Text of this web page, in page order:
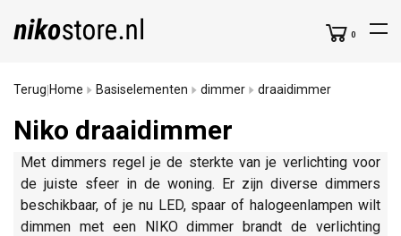
0
Terug Home Basiselementen dimmer draaidimmer
Niko draaidimmer
Met dimmers regel je de sterkte van je verlichting voor
de juiste sfeer in de woning. Er zijn diverse dimmers
beschikbaar, of je nu LED, spaar of halogeenlampen wilt
dimmen met een NIKO dimmer brandt de verlichting